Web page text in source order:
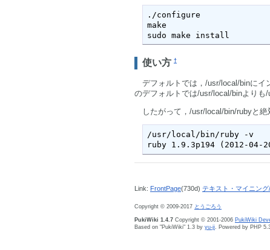
./configure
make
sudo make install
使い方 †
デフォルトでは，/usr/local/binに
のデフォルトでは/usr/local/binよりも/
したがって，/usr/local/bin/rubyと
/usr/local/bin/ruby -v
ruby 1.9.3p194 (2012-04-
Link: FrontPage(730d) テキスト・マイニング
Copyright © 2009-2017 とうごろう
PukiWiki 1.4.7 Copyright © 2001-2006 PukiWiki
Based on "PukiWiki" 1.3 by yu-ji. Powered by PHP